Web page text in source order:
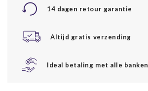
14 dagen retour garantie
Altijd gratis verzending
Ideal betaling met alle banken